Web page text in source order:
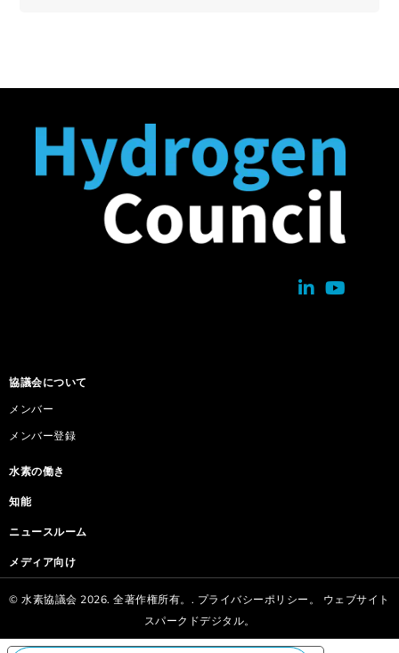
協議会について
メンバー
メンバー登録
水素の働き
知能
ニュースルーム
メディア向け
© 水素協議会 2026. 全著作権所有。. プライバシーポリシー。
ウェブサイト
スパークドデジタル。